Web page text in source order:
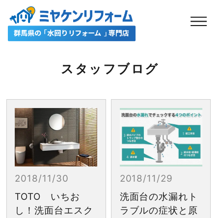
スタッフブログ
2018/11/30
TOTO いちお
し！洗面台エスク
2018/11/29
洗面台の水漏れト
ラブルの症状と原